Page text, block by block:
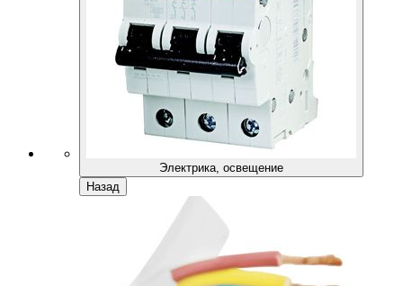
Электрика, освещение
Назад